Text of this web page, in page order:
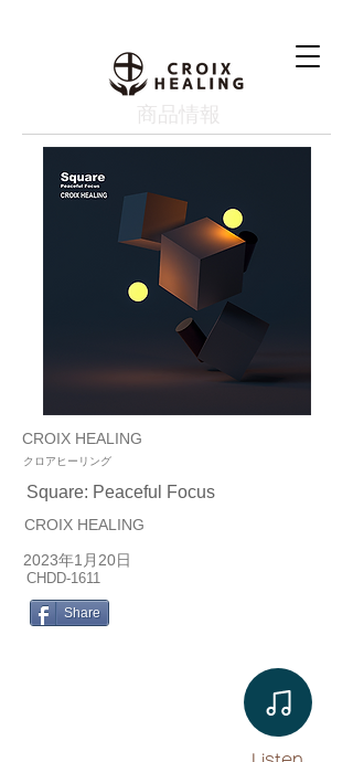
​商品情報
CROIX HEALING
クロアヒーリング
Square: Peaceful Focus
CROIX HEALING
2023年1月20日
CHDD-1611
Share